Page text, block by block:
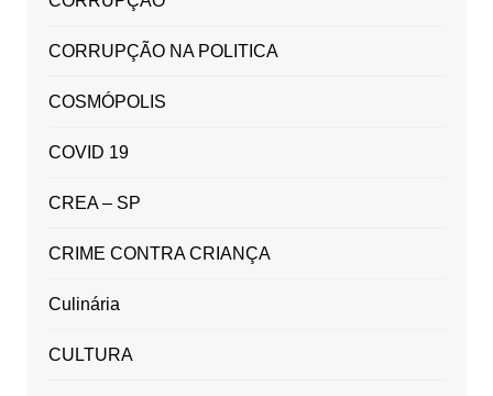
CORRUPÇÃO NA POLITICA
COSMÓPOLIS
COVID 19
CREA – SP
CRIME CONTRA CRIANÇA
Culinária
CULTURA